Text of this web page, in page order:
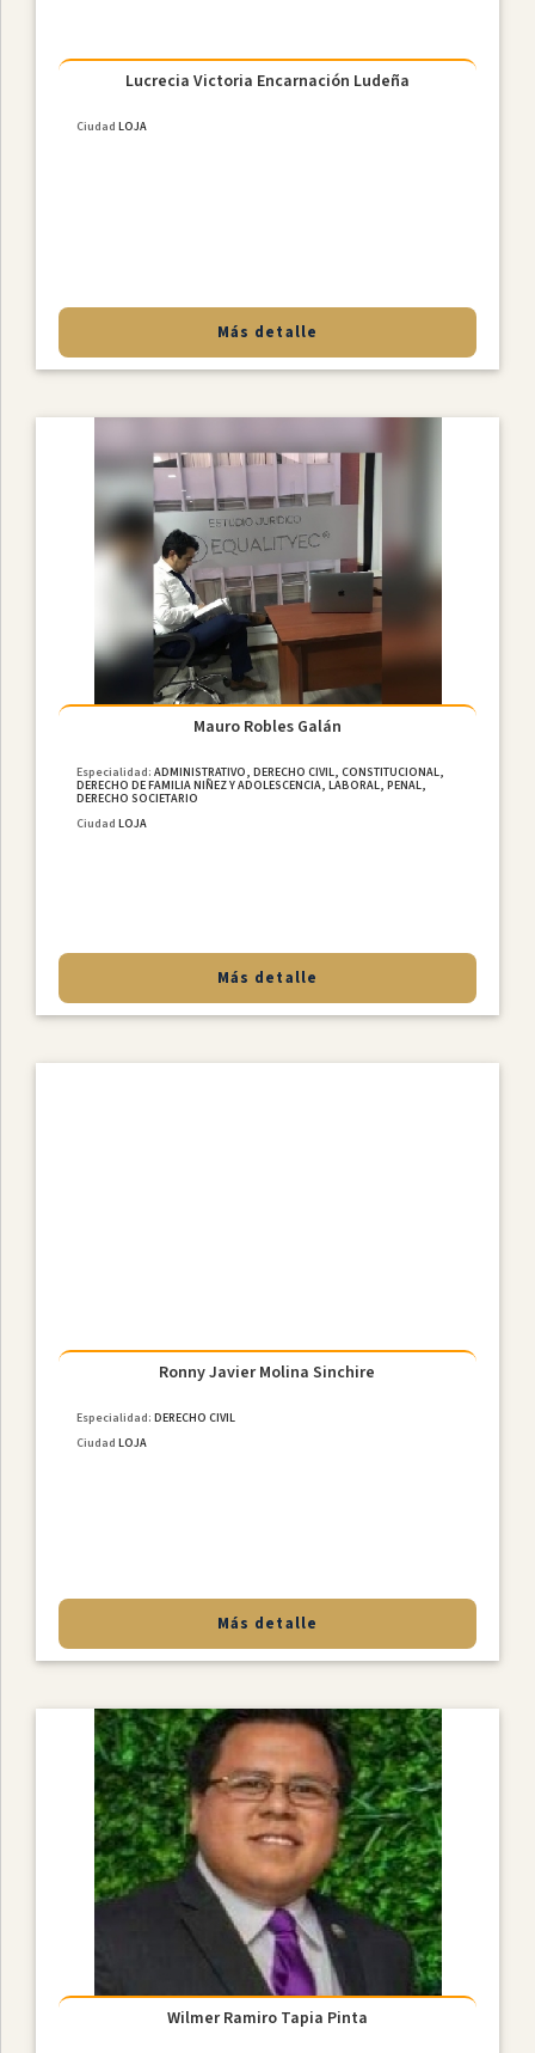
Lucrecia Victoria Encarnación Ludeña
Ciudad LOJA
Más detalle
Mauro Robles Galán
Especialidad:ADMINISTRATIVO, DERECHO CIVIL, CONSTITUCIONAL,
DERECHO DE FAMILIA NIÑEZ Y ADOLESCENCIA, LABORAL, PENAL,
DERECHO SOCIETARIO
Ciudad LOJA
Más detalle
Ronny Javier Molina Sinchire
Especialidad:DERECHO CIVIL
Ciudad LOJA
Más detalle
Wilmer Ramiro Tapia Pinta